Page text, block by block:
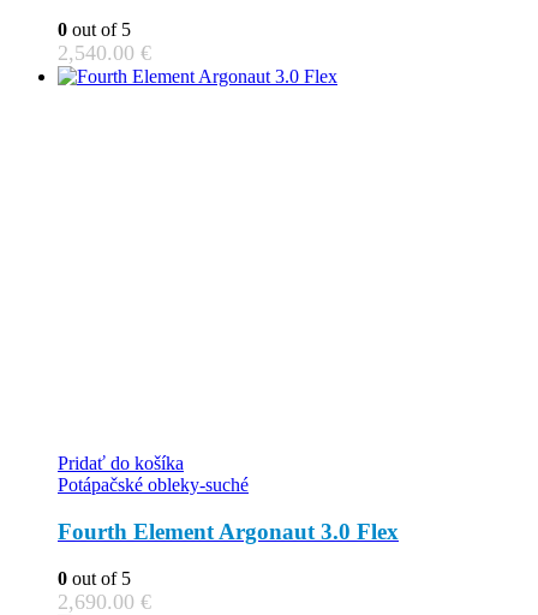
may
be
0 out of 5
2,540.00 €
Pridať do košíka
Potápačské obleky-suché
Fourth Element Argonaut 3.0 Flex
0 out of 5
2,690.00 €